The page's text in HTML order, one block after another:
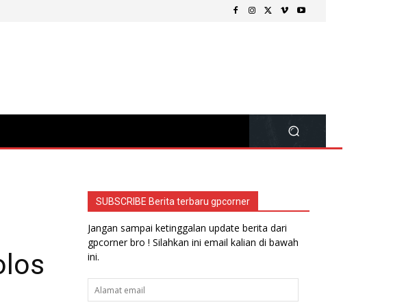
SUBSCRIBE Berita terbaru gpcorner
Jangan sampai ketinggalan update berita dari
gpcorner bro ! Silahkan ini email kalian di bawah
ini.
Alamat
email